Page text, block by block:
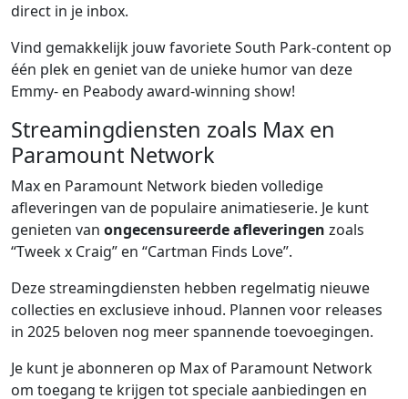
direct in je inbox.
Vind gemakkelijk jouw favoriete South Park-content op
één plek en geniet van de unieke humor van deze
Emmy- en Peabody award-winning show!
Streamingdiensten zoals Max en
Paramount Network
Max en Paramount Network bieden volledige
afleveringen van de populaire animatieserie. Je kunt
genieten van ongecensureerde afleveringen zoals
“Tweek x Craig” en “Cartman Finds Love”.
Deze streamingdiensten hebben regelmatig nieuwe
collecties en exclusieve inhoud. Plannen voor releases
in 2025 beloven nog meer spannende toevoegingen.
Je kunt je abonneren op Max of Paramount Network
om toegang te krijgen tot speciale aanbiedingen en